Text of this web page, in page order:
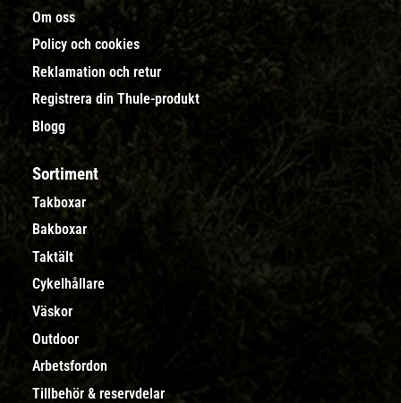
Om oss
Policy och cookies
Reklamation och retur
Registrera din Thule-produkt
Blogg
Sortiment
Takboxar
Bakboxar
Taktält
Cykelhållare
Väskor
Outdoor
Arbetsfordon
Tillbehör & reservdelar